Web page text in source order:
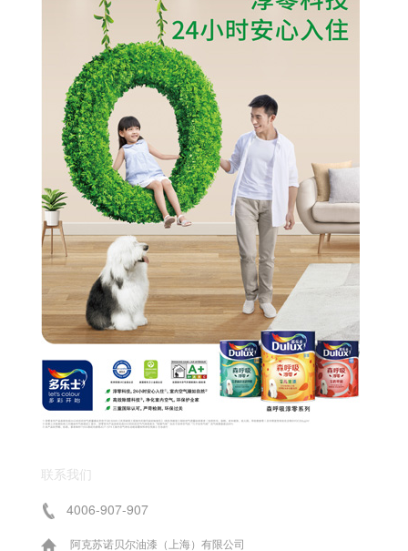
联系我们
4006-907-907
阿克苏诺贝尔油漆（上海）有限公司